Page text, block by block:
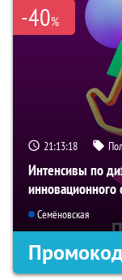
-40%
21:13:17
Интенсивы по
инновационного
Семёновская